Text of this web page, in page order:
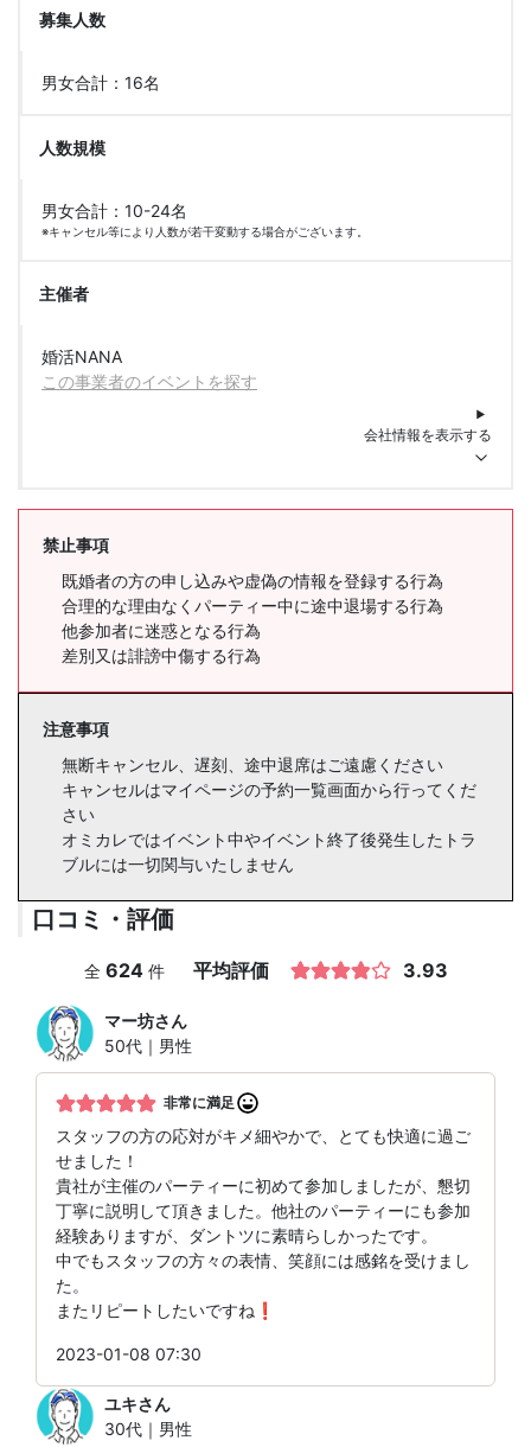
募集人数
男女合計：16名
人数規模
男女合計：10-24名
※キャンセル等により人数が若干変動する場合がございます。
主催者
婚活NANA
この事業者のイベントを探す
会社情報を表示する
禁止事項
既婚者の方の申し込みや虚偽の情報を登録する行為
合理的な理由なくパーティー中に途中退場する行為
他参加者に迷惑となる行為
差別又は誹謗中傷する行為
注意事項
無断キャンセル、遅刻、途中退席はご遠慮ください
キャンセルはマイページの予約一覧画面から行ってくだ
さい
オミカレではイベント中やイベント終了後発生したトラ
ブルには一切関与いたしません
口コミ・評価
全 624 件 平均評価 3.93
マー坊さん
50代｜男性
非常に満足
スタッフの方の応対がキメ細やかで、とても快適に過ご
せました！
貴社が主催のパーティーに初めて参加しましたが、懇切
丁寧に説明して頂きました。他社のパーティーにも参加
経験ありますが、ダントツに素晴らしかったです。
中でもスタッフの方々の表情、笑顔には感銘を受けまし
た。
またリピートしたいですね❗
2023-01-08 07:30
ユキさん
30代｜男性